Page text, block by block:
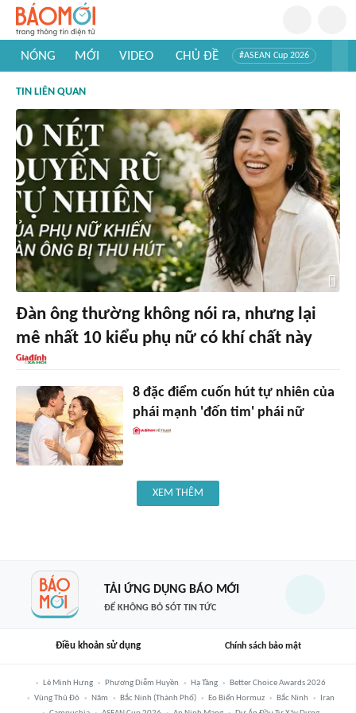
NÓNG MỚI VIDEO CHỦ ĐỀ #ASEAN Cup 2026
#Khám phá thế giới
TIN LIÊN QUAN
Đàn ông thường không nói ra, nhưng lại
mê nhất 10 kiểu phụ nữ có khí chất này
8 đặc điểm cuốn hút tự nhiên của
phái mạnh 'đốn tim' phái nữ
XEM THÊM
TẢI ỨNG DỤNG BÁO MỚI
ĐỂ KHÔNG BỎ SÓT TIN TỨC
Điều khoản sử dụng Chính sách bảo mật
Lê Minh Hưng Phương Diễm Huyền Hạ Tầng
Better Choice Awards 2026
Vùng Thủ Đô
Năm Bắc Ninh (thành Phố) Eo Biển Hormuz Bắc Ninh
Iran